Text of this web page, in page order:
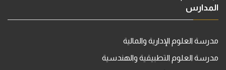
المدارس
مدرسة العلوم الإدارية والمالية
مدرسة العلوم التطبيقية والهندسية